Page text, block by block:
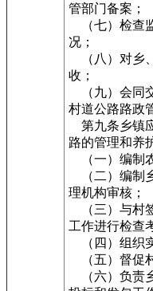
管部门备案；
（七）检查
况；
（八）对乡
收；
（九）会同
村道公路路政
第九条乡镇
路的管理和养
（一）编制
（二）编制
理机构审核；
（三）与村
工作进行检查
（四）组织
（五）督促
（六）负责